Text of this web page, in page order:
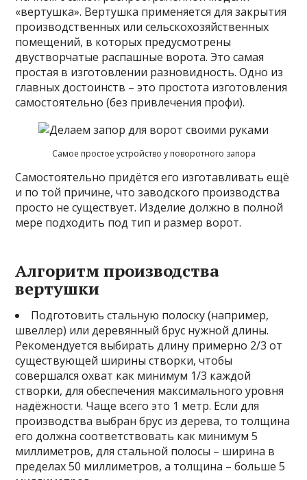
«вертушка». Вертушка применяется для закрытия
производственных или сельскохозяйственных
помещений, в которых предусмотрены
двустворчатые распашные ворота. Это самая
простая в изготовлении разновидность. Одно из
главных достоинств – это простота изготовления
самостоятельно (без привлечения профи).
Самое простое устройство у поворотного запора
Самостоятельно придётся его изготавливать ещё
и по той причине, что заводского производства
просто не существует. Изделие должно в полной
мере подходить под тип и размер ворот.
Алгоритм производства
вертушки
Подготовить стальную полоску (например,
швеллер) или деревянный брус нужной длины.
Рекомендуется выбирать длину примерно 2/3 от
существующей ширины створки, чтобы
совершался охват как минимум 1/3 каждой
створки, для обеспечения максимального уровня
надёжности. Чаще всего это 1 метр. Если для
производства выбран брус из дерева, то толщина
его должна соответствовать как минимум 5
миллиметров, для стальной полосы – ширина в
пределах 50 миллиметров, а толщина – больше 5